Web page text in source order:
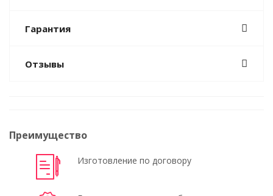
Гарантия
Отзывы
Преимущество
Изготовление по договору